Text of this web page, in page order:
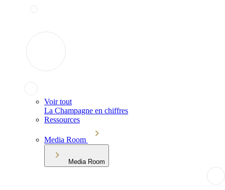
Voir tout
La Champagne en chiffres
Ressources
Media Room
Media Room